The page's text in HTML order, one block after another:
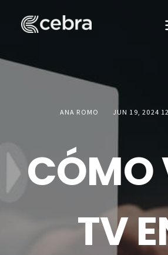
ANA ROMO JUN 19, 2024
CÓMO
TV